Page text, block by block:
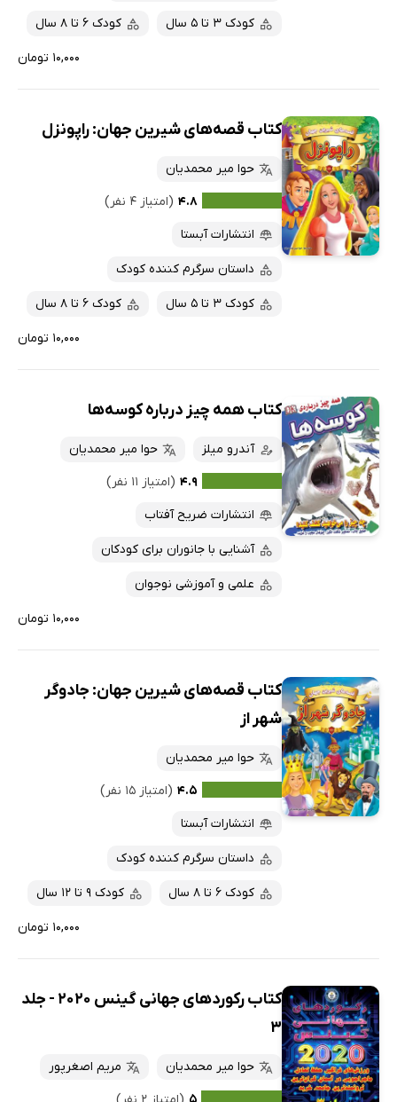
کودک 3 تا 5 سال کودک 6 تا 8 سال
۱۰,۰۰۰ تومان
کتاب قصه‌های شیرین جهان: راپونزل
حوا میر محمدیان
۴.۸ (امتیاز ۴ نفر)
انتشارات آبستا
داستان سرگرم کننده کودک
کودک 3 تا 5 سال کودک 6 تا 8 سال
۱۰,۰۰۰ تومان
کتاب همه چیز درباره کوسه‌ها
آندرو میلز
حوا میر محمدیان
۴.۹ (امتیاز ۱۱ نفر)
انتشارات ضریح آفتاب
آشنایی با جانوران برای کودکان
علمی و آموزشی نوجوان
۱۰,۰۰۰ تومان
کتاب قصه‌های شیرین جهان: جادوگر
شهر از
حوا میر محمدیان
۴.۵ (امتیاز ۱۵ نفر)
انتشارات آبستا
داستان سرگرم کننده کودک
کودک 6 تا 8 سال کودک 9 تا 12 سال
۱۰,۰۰۰ تومان
کتاب رکوردهای جهانی گینس 2020 - جلد
3
حوا میر محمدیان
مریم اصغرپور